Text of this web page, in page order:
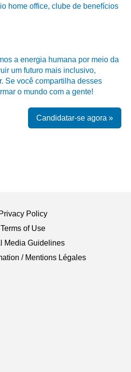
home office, clube de benefícios
a energia humana por meio da
um futuro mais inclusivo,
Se você compartilha desses
o mundo com a gente!
Candidatar-se agora »
Privacy Policy
Terms of Use
Media Guidelines
/ Mentions Légales